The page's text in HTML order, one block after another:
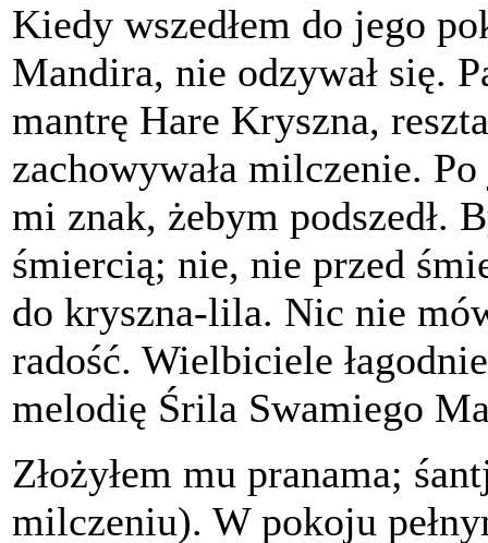
Kiedy wszedłem do jego
Mandira, nie odzywał się.
mantrę Hare Kryszna,
zachowywała milczenie.
mi znak, żebym podszedł.
śmiercią; nie, nie przed
do kryszna-lila. Nic nie
radość. Wielbiciele
melodię Śrila Swamiego
Złożyłem mu pranama;
milczeniu). W pokoju